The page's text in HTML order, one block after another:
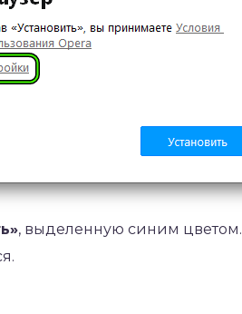
, выделенную синим цветом.